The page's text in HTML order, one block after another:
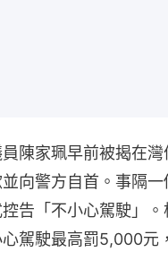
陳家珮早前被揭在灣
向警方自首。事隔
告「不小心駕駛」
駕駛最高罰5,000元